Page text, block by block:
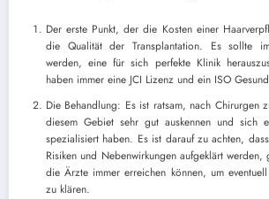
Der erste Punkt, der die Kosten einer
die Qualität der Transplantation. Es sollte
werden, eine für sich perfekte Klinik
haben immer eine JCI Lizenz und ein ISO
Die Behandlung: Es ist ratsam, nach Chirurgen
diesem Gebiet sehr gut auskennen und sich
spezialisiert haben. Es ist darauf zu achten,
Risiken und Nebenwirkungen aufgeklärt
die Ärzte immer erreichen können, um
zu klären.